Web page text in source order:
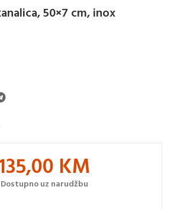
50×7 cm, inox
KM
Dostupno uz narudžbu